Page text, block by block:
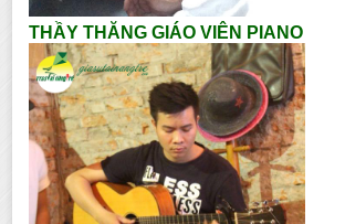
THẦY THĂNG GIÁO VIÊN PIANO